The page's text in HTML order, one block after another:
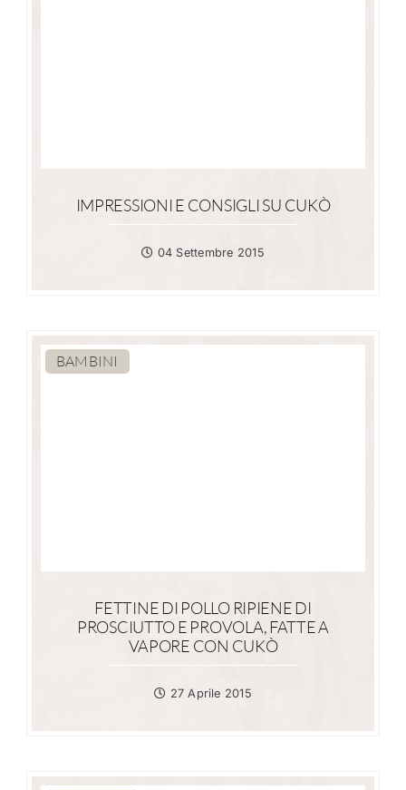
IMPRESSIONI E CONSIGLI SU CUKÒ
04 Settembre 2015
BAMBINI
FETTINE DI POLLO RIPIENE DI
PROSCIUTTO E PROVOLA, FATTE A
VAPORE CON CUKÒ
27 Aprile 2015